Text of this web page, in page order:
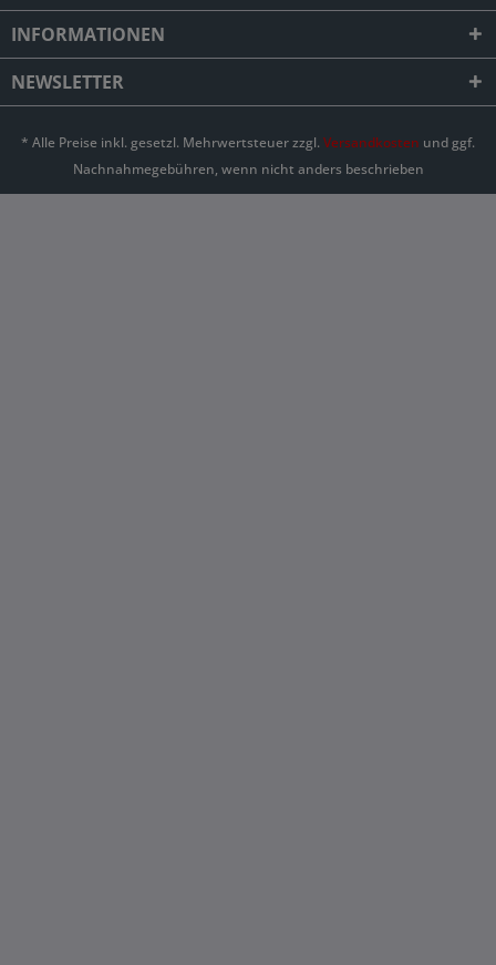
INFORMATIONEN
NEWSLETTER
* Alle Preise inkl. gesetzl. Mehrwertsteuer zzgl. Versandkosten und ggf.
Nachnahmegebühren, wenn nicht anders beschrieben